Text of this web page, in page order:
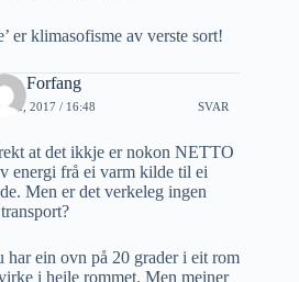
er klimasofisme av verste sort!
Forfang
2017 / 16:48 SVAR
at det ikkje er nokon NETTO
energi frå ei varm kilde til ei
Men er det verkeleg ingen
har ein ovn på 20 grader i eit rom
i heile rommet. Men meiner